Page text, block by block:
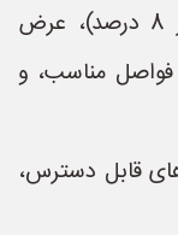
* **رمپ‌ها:** شیب مناسب (حداکثر 8 درصد)، عرض
در فواصل مناسب، و
قابل دسترس،